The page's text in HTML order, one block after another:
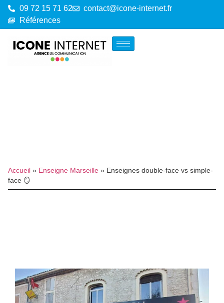
09 72 15 71 62
contact@icone-internet.fr
Références
Accueil » Enseigne Marseille » Enseignes double-face vs simple-
face 🪞